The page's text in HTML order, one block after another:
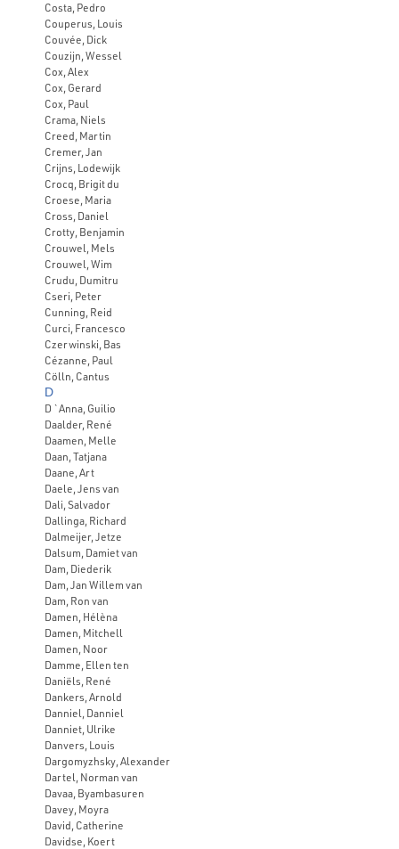
Costa, Pedro
Couperus, Louis
Couvée, Dick
Couzijn, Wessel
Cox, Alex
Cox, Gerard
Cox, Paul
Crama, Niels
Creed, Martin
Cremer, Jan
Crijns, Lodewijk
Crocq, Brigit du
Croese, Maria
Cross, Daniel
Crotty, Benjamin
Crouwel, Mels
Crouwel, Wim
Crudu, Dumitru
Cseri, Peter
Cunning, Reid
Curci, Francesco
Czerwinski, Bas
Cézanne, Paul
Cölln, Cantus
D
D `Anna, Guilio
Daalder, René
Daamen, Melle
Daan, Tatjana
Daane, Art
Daele, Jens van
Dali, Salvador
Dallinga, Richard
Dalmeijer, Jetze
Dalsum, Damiet van
Dam, Diederik
Dam, Jan Willem van
Dam, Ron van
Damen, Hélèna
Damen, Mitchell
Damen, Noor
Damme, Ellen ten
Daniëls, René
Dankers, Arnold
Danniel, Danniel
Danniet, Ulrike
Danvers, Louis
Dargomyzhsky, Alexander
Dartel, Norman van
Davaa, Byambasuren
Davey, Moyra
David, Catherine
Davidse, Koert